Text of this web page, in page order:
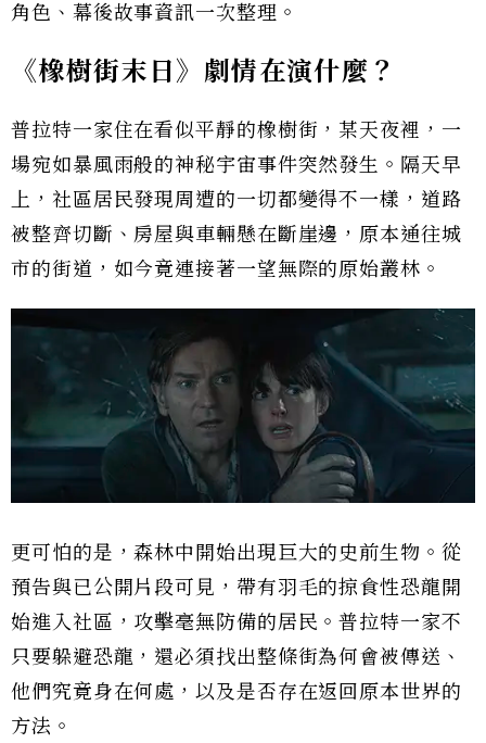
角色、幕後故事資訊一次整理。
《橡樹街末日》劇情在演什麼？
普拉特一家住在看似平靜的橡樹街，某天夜裡，一
場宛如暴風雨般的神秘宇宙事件突然發生。隔天早
上，社區居民發現周遭的一切都變得不一樣，道路
被整齊切斷、房屋與車輛懸在斷崖邊，原本通往城
市的街道，如今竟連接著一望無際的原始叢林。
更可怕的是，森林中開始出現巨大的史前生物。從
預告與已公開片段可見，帶有羽毛的掠食性恐龍開
始進入社區，攻擊毫無防備的居民。普拉特一家不
只要躲避恐龍，還必須找出整條街為何會被傳送、
他們究竟身在何處，以及是否存在返回原本世界的
方法。